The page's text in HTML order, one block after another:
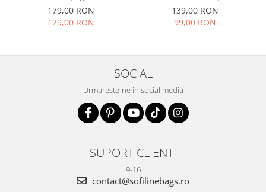
179,00 RON
129,00 RON
B-8912 07
139,00 RON
99,00 RON
SOCIAL
Urmareste-ne in social media
SUPORT CLIENTI
9-16
contact@sofilinebags.ro